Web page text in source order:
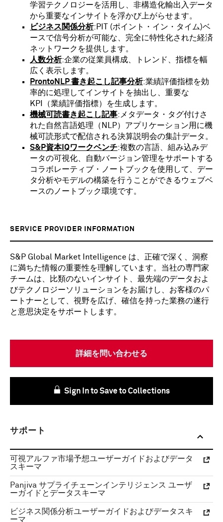
学習テクノロジーを活用し、非構造化輸出入データ
から重要なインサイトを浮かび上がらせます。
ビジネス関係分析:PIT (ポイント・イン・タイム)ベ
ースで信号分析が可能な、完全に特性化された経済
ネットワークを提供します。
人数分析:企業の従業員構成、トレンド、指標を幅
広く表示します。
ProntoNLP 書き起こし記事分析:業績評価指標を効
率的に処理してインサイトを抽出し、重要な
KPI（業績評価指標）を生成します。
機械可読書き起こし記事:メタデータ・タグ付けさ
れた自然言語処理（NLP）アプリケーション用に機
械可読形式で配信される決算説明会の集計データ。
S&P資本IQワークベンチ:複数の言語、組み込みデ
ータの可視化、自動バージョン管理をサポートする
コラボレーティブ・ノートブックを使用して、デー
タ分析やモデルの構築を行うことができるウェブベ
ースのノートブック環境です。
SERVICE PROVIDER INFORMATION
S&P Global Market Intelligence は、正確で深く、洞察
に満ちた情報の重要性を理解しています。当社の専門家
チームは、比類のないインサイト、最先端のデータおよ
びテクノロジーソリューションをお届けし、お客様のパ
ートナーとして、視野を広げ、確信を持った業務の遂行
と意思決定をサポートします。
詳細を問い合わせる
Sign In to Save to Collections
サポート
可視アルファ市場予想ユーザーガイドおよびデータ
スキーマ
Panjiva サプライチェーンインテリジェンス ユーザ
ーガイドとデータスキーマ
ビジネス関係分析ユーザーガイドおよびデータスキ
ーマ